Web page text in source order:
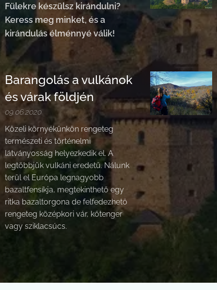
Fülekre készülsz kirándulni?
Keress meg minket, és a
kirándulás élménnyé válik!
Barangolás a vulkánok
és várak földjén
09.06.2020
Közeli környékünkön rengeteg
természeti és történelmi
látványosság helyezkedik el. A
legtöbbjük vulkáni eredetű. Nálunk
terül el Európa legnagyobb
bazaltfensíkja, megtekinthető egy
ritka bazaltorgona de felfedezhető
rengeteg középkori vár, kőtenger
vagy sziklacsúcs.